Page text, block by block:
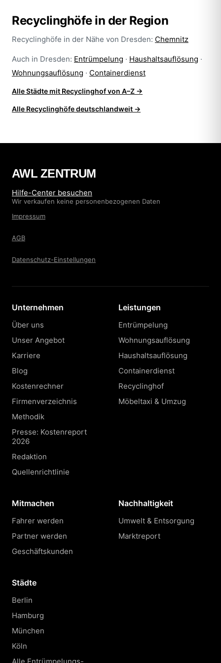
Recyclinghöfe in der Region
Recyclinghöfe in der Nähe von Dresden: Chemnitz
Auch in Dresden: Entrümpelung · Haushaltsauflösung ·
Wohnungsauflösung · Containerdienst
Alle Städte mit Recyclinghof von A–Z →
Alle Recyclinghöfe deutschlandweit →
AWL ZENTRUM
Hilfe-Center besuchen
Wir verkaufen keine personenbezogenen Daten
Impressum
AGB
Datenschutz-Einstellungen
Unternehmen
Über uns
Unser Angebot
Karriere
Blog
Kostenrechner
Firmenverzeichnis
Methodik
Presse: Kostenreport
2026
Redaktion
Quellenrichtlinie
Leistungen
Entrümpelung
Wohnungsauflösung
Haushaltsauflösung
Containerdienst
Recyclinghof
Möbeltaxi & Umzug
Mitmachen
Fahrer werden
Partner werden
Geschäftskunden
Nachhaltigkeit
Umwelt & Entsorgung
Marktreport
Städte
Berlin
Hamburg
München
Köln
Alle Entrümpelungs-